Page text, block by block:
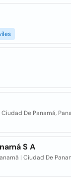
De Panamá,
S A
| Ciudad De